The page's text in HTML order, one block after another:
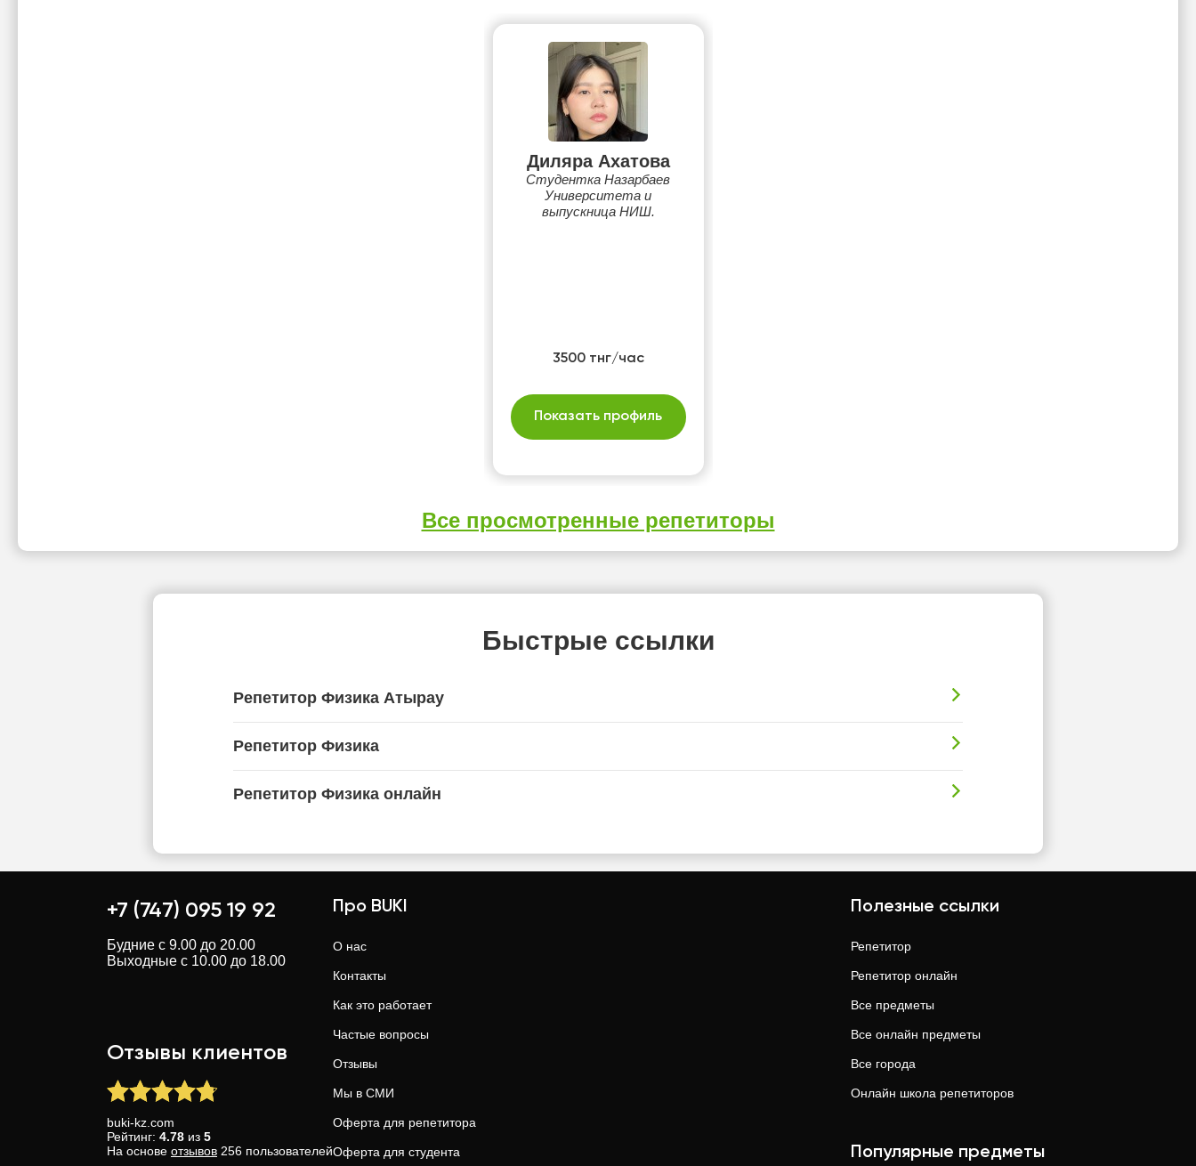
Диляра Ахатова
Студентка Назарбаев
Университета и
выпускница НИШ.
3500 тнг/час
Показать профиль
Все просмотренные репетиторы
Быстрые ссылки
Репетитор Физика Атырау
Репетитор Физика
Репетитор Физика онлайн
+7 (747) 095 19 92
Будние с 9.00 до 20.00
Выходные с 10.00 до 18.00
Отзывы клиентов
buki-kz.com
Рейтинг: 4.78 из 5
На основе отзывов 256 пользователей
Про BUKI
О нас
Контакты
Как это работает
Частые вопросы
Отзывы
Мы в СМИ
Оферта для репетитора
Оферта для студента
Полезные ссылки
Репетитор
Репетитор онлайн
Все предметы
Все онлайн предметы
Все города
Онлайн школа репетиторов
Популярные предметы